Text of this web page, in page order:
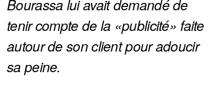
Bourassa lui avait demandé de
tenir compte de la «publicité» faite
autour de son client pour adoucir
sa peine.